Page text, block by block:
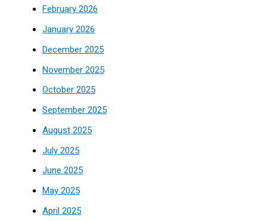
February 2026
January 2026
December 2025
November 2025
October 2025
September 2025
August 2025
July 2025
June 2025
May 2025
April 2025